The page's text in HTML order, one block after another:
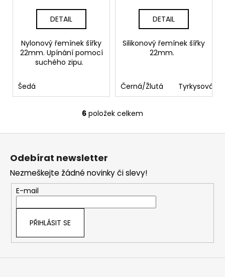
645/ Samsung Galaxy
Watch 4
DETAIL
Nylonový řemínek šířky
22mm. Upínání pomocí
suchého zipu.
Šedá
DETAIL
Silikonový řemínek šířky
22mm.
Černá/Žlutá Tyrkysová
O
v
a
c
í
p
k
v
6 položek celkem
Z
Odebírat newsletter
Nezmeškejte žádné novinky či slevy!
E-mail
PŘIHLÁSIT SE